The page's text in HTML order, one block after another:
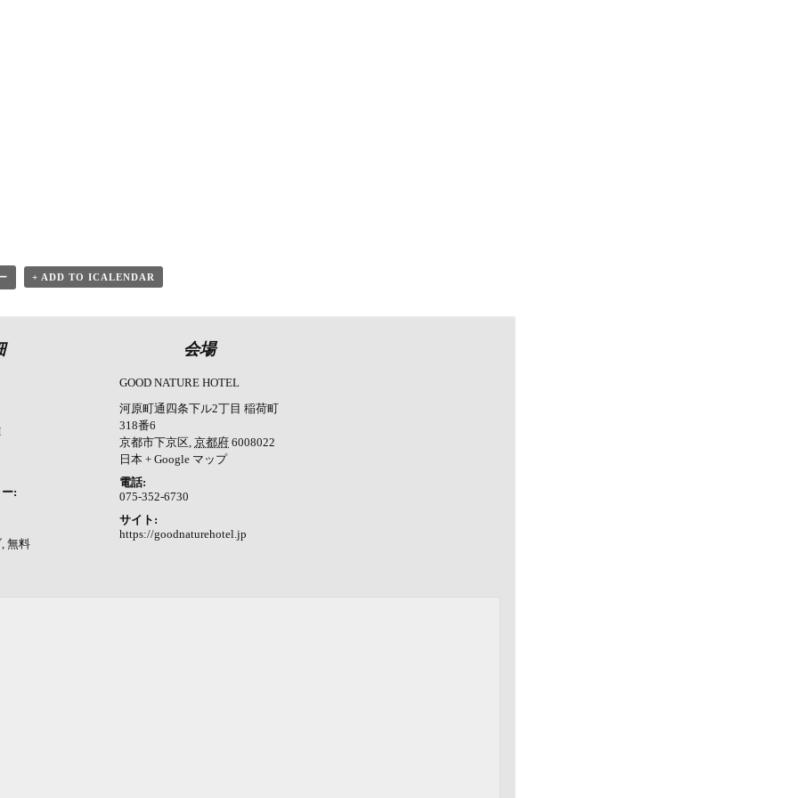
+ ADD TO ICALENDAR
:
,無料
会場
GOOD NATURE HOTEL
河原町通四条下ル2丁目 稲荷町
318番6
京都市下京区 京都府 6008022
日本 + Google マップ
電話:
075-352-6730
サイト:
https://goodnaturehotel.jp